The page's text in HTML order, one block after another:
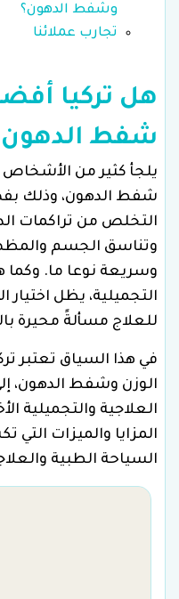
وشفط الدهون؟
تجارب عملائنا
هل تركيا
شفط
يلجأ كثير من الأشخاص
شفط الدهون، وذلك
التخلص من تراكمات
وتناسق الجسم
وسريعة نوعا ما. وكما
التجميلية، يظل اختيار
للعلاج مسألةً محيرة
في هذا السياق تعتبر
الوزن وشفط الدهون،
العلاجية والتجميلية
المزايا والميزات
السياحة الطبية